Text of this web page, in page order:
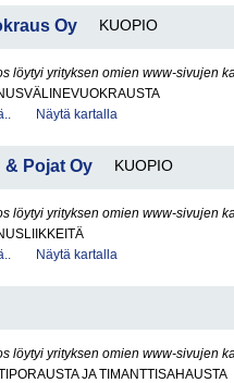
Oy KUOPIO
löytyi yrityksen omien www-sivujen
Näytä kartalla
Pojat Oy KUOPIO
löytyi yrityksen omien www-sivujen
Näytä kartalla
löytyi yrityksen omien www-sivujen
JA TIMANTTISAHAUSTA